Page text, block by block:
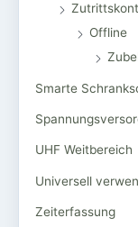
Offline
Smarte
UHF Weitbereich
Universell
Zeiterfassung